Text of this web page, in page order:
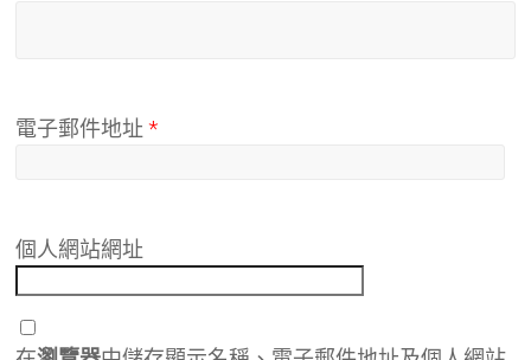
電子郵件地址*
個人網站網址